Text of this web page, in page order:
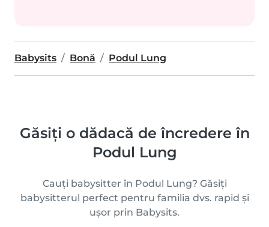
Babysits Bonă Podul Lung
Găsiți o dădacă de încredere în
Podul Lung
Cauți babysitter în Podul Lung? Găsiți
babysitterul perfect pentru familia dvs. rapid și
ușor prin Babysits.